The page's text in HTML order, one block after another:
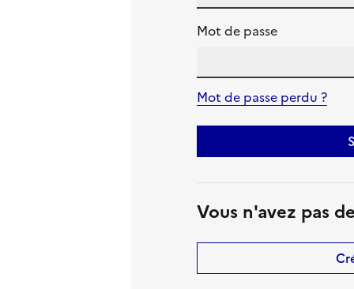
Mot de passe
Mot de passe perdu ?
Vous n'avez pas